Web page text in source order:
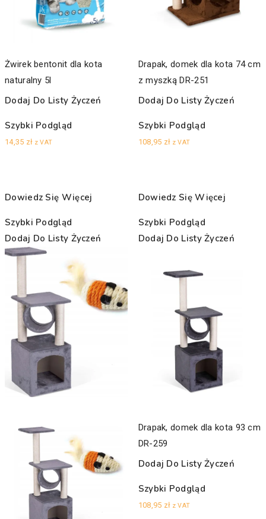
Żwirek bentonit dla kota
naturalny 5l
Dodaj Do Listy Życzeń
Szybki Podgląd
14,35 zł z VAT
Drapak, domek dla kota 74 cm
z myszką DR-251
Dodaj Do Listy Życzeń
Szybki Podgląd
108,95 zł z VAT
Dowiedz Się Więcej
Szybki Podgląd
Dodaj Do Listy Życzeń
Dowiedz Się Więcej
Szybki Podgląd
Dodaj Do Listy Życzeń
Drapak, domek dla kota 93 cm
DR-259
Dodaj Do Listy Życzeń
Szybki Podgląd
108,95 zł z VAT